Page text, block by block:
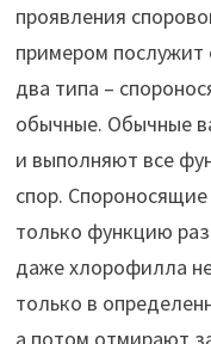
проявления
примером послужит
два типа –
обычные. Обычные
и выполняют все
спор.
только функцию
даже хлорофилла
только в
а потом отмирают